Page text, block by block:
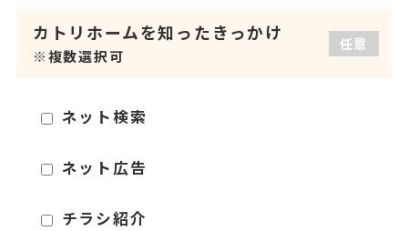
カトリホームを知ったきっかけ
※複数選択可
任意
ネット検索
ネット広告
チラシ紹介